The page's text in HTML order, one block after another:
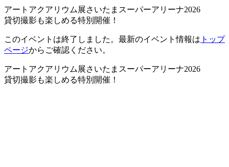
アートアクアリウム展さいたまスーパーアリーナ2026
貸切撮影も楽しめる特別開催！
このイベントは終了しました。最新のイベント情報は トップ
ページからご確認ください。
アートアクアリウム展さいたまスーパーアリーナ2026
貸切撮影も楽しめる特別開催！